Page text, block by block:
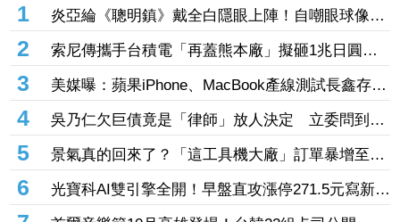
1
炎亞綸《聰明鎮》戴全白隱眼上陣！自嘲眼球像荔
枝 蔡淑臻狼狽扮瘋女人
2
索尼傳攜手台積電「再蓋熊本廠」擬砸1兆日圓！
最大股東曝光 鎖定機器人、車用感測器
3
美媒曝：蘋果iPhone、MacBook產線測試長鑫存儲
晶片 望改善供應鏈問題
4
吳乃仁欠巨債竟是「律師」放人決定 立委問到傻
眼：欠台糖錢不用還真好
5
景氣真的回來了？「這工具機大廠」訂單暴增至14
億元 全球傳動機器人一路旺到年底、EPS一次看
6
光寶科AI雙引擎全開！早盤直攻漲停271.5元寫新
高 高掛1.9萬張買單排隊搶進